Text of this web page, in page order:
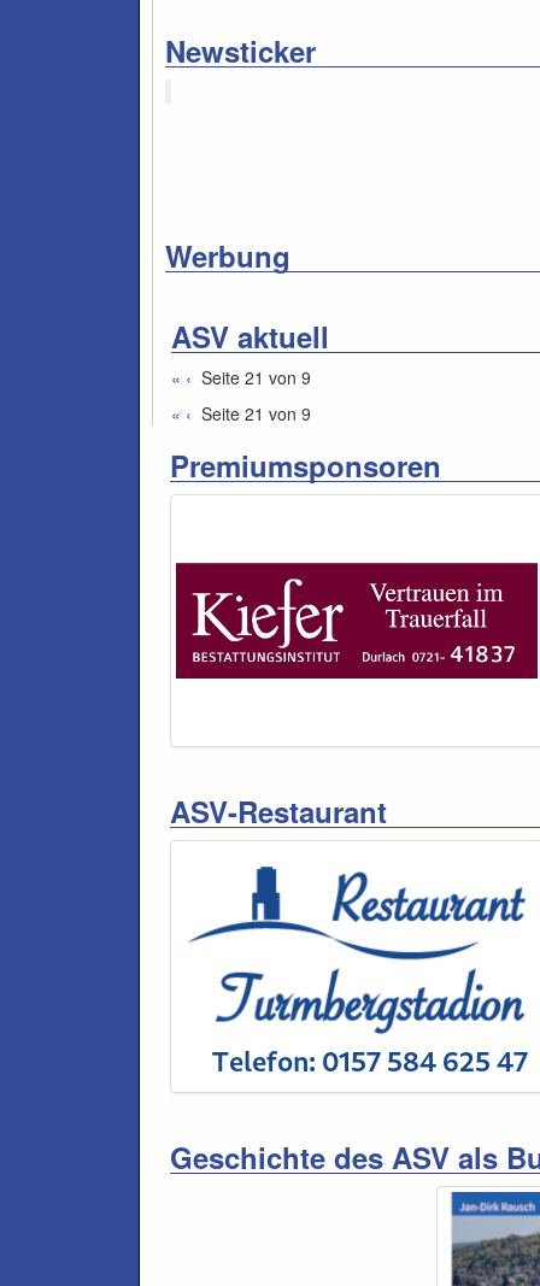
Newsticker
Werbung
ASV aktuell
« ‹ Seite 21 von 9
« ‹ Seite 21 von 9
Premiumsponsoren
ASV-Restaurant
Geschichte des ASV als